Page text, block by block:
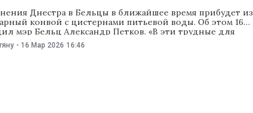
Днестра в Бельцы в ближайшее время прибудет из
конвой с цистернами питьевой воды. Об этом 16
мэр Бельц Александр Петков. «В эти трудные для
с чрезвычайной ситуацией с водоснабжением,
остался один. После моего обращения с просьбой о
- 16 Мар 2026 16:46